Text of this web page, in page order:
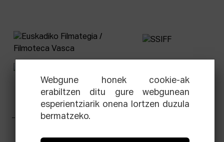
Webgune honek cookie-ak
erabiltzen ditu gure webgunean
esperientziarik onena lortzen duzula
bermatzeko.